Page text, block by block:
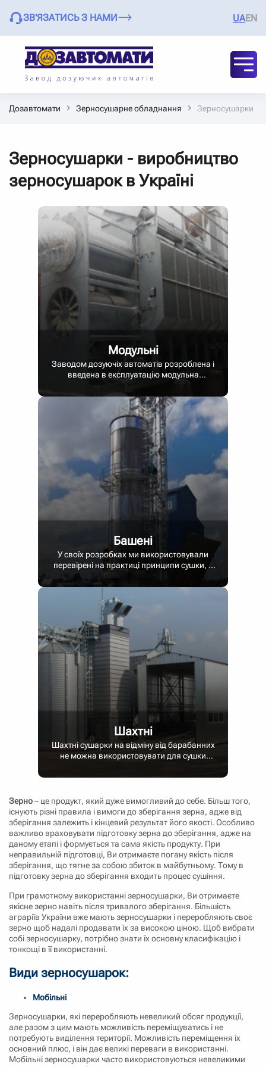
ЗВ'ЯЗАТИСЬ З НАМИ UAEN
Дозавтомати Зерносушарне обладнання Зерносушарки
Зерносушарки - виробництво
зерносушарок в Україні
Модульні
Заводом дозуючіх автоматів розроблена і
введена в експлуатацію модульна
соломі! У режимах безперервної або
циклічної сушки!
Башені
У своїх розробках ми використовували
перевірені на практиці принципи сушки, а
також безліч унікальних характеристик, що
дозволили перетворити наші баштові
сушарки в просту, надійну і
топлівоекономічную систему сушки зерна.
Кожна сушарка являє собою конструкцію,
скріплену болтами (НЕ зварюванням), яка
передбачає широке застосування
оцинкованої сталі (без необхідності
фарбування) у всій сушарці. Ці особливості
конструкції сушарки спрощують її установку і
покращують її зовнішній вигляд, а також
забезпечують більш тривалий термін
служби установки.
Шахтні
Шахтні сушарки на відміну від барабанних
не можна використовувати для сушки
насінників трав, льону, а також сильно
Зерновий матеріал до сушки повинен
пройти попереднє очищення.
Зерно– це продукт, який дуже вимогливий до себе. Більш того,
існують різні правила і вимоги до зберігання зерна, адже від
зберігання залежить і кінцевий результат його якості. Особливо
важливо враховувати підготовку зерна до зберігання, адже на
даному етапі і формується та сама якість продукту. При
неправильній підготовці, Ви отримаєте погану якість після
зберігання, що тягне за собою збиток в майбутньому. Тому в
підготовку зерна до зберігання входить процес сушіння.
При грамотному використанні зерносушарки, Ви отримаєте
якісне зерно навіть після тривалого зберігання. Більшість
аграріїв України вже мають зерносушарки і переробляють своє
зерно щоб надалі продавати їх за високою ціною. Щоб вибрати
собі зерносушарку, потрібно знати їх основну класифікацію і
тонкощі в її використанні.
Види зерносушарок:
Мобільні
Зерносушарки, які переробляють невеликий обсяг продукції,
але разом з цим мають можливість переміщуватись і не
потребують виділення території. Можливість переміщення їх
основний плюс, і він дає великі переваги в використанні.
Мобільні зерносушарки часто використовуються невеликими